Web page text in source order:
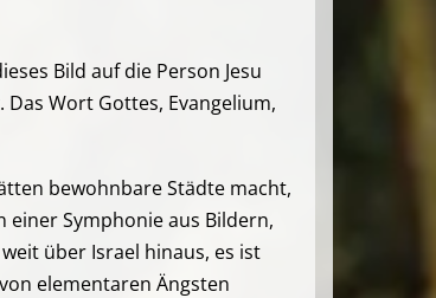
Bild auf die Person Jesu
Wort Gottes, Evangelium,
bewohnbare Städte macht,
einer Symphonie aus Bildern,
über Israel hinaus, es ist
elementaren Ängsten